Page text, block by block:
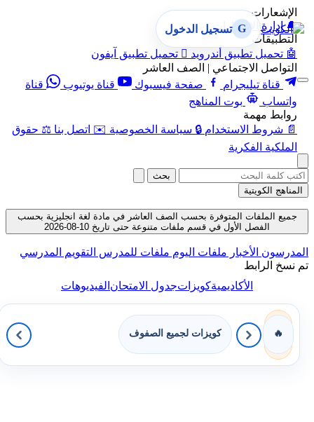
الإشعارات
🔔 إدارة الإشعارات
التطبيقات
🤖 تحميل تطبيق أندرويد  تحميل تطبيق آيفون
التواصل الاجتماعي | الصف العاشر
قناة تيليجرام
صفحة فيسبوك قناة يوتيوب
قناة
واتساب
بوت المناهج
روابط مهمة
📄 شروط الاستخدام 🔒 سياسة الخصوصية ✉️ اتصل بنا ⚖️ حقوق
الملكية الفكرية
G تسجيل الدخول
بحث
المناهج الكويتية
جميع الملفات المتوفرة بحسب الصف العاشر في مادة لغة انجليزية بحسب
الفصل الأول في قسم ملفات متنوعة حتى تاريخ 10-08-2026
المدرسون الأخبار ملفات اليوم ملفات للمدرس التقويم المدرسي
تم نسخ الرابط
الأكاديميةكويزاتجدول الامتحانالفيديوهات
🔥 كويزات لجميع الصفوف